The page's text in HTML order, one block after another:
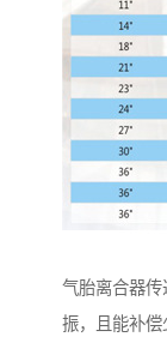
气胎离合器
振，且能补